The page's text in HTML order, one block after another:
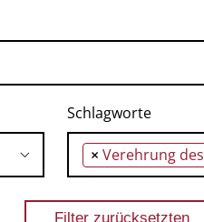
Schlagworte
× Verehrung des Schönen